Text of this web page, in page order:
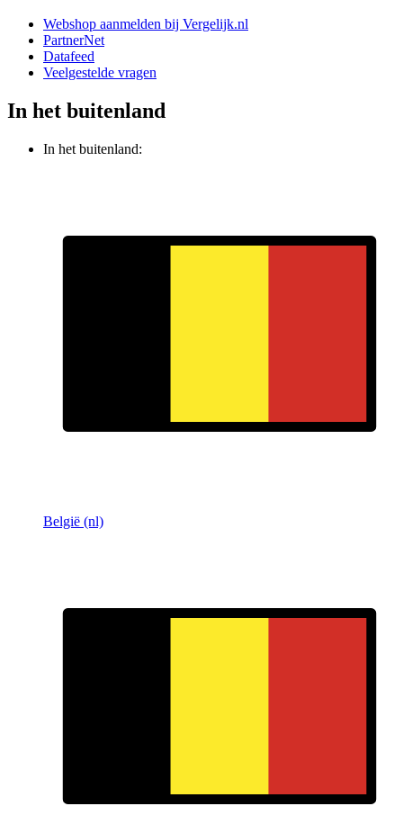
Webshop aanmelden bij Vergelijk.nl
PartnerNet
Datafeed
Veelgestelde vragen
In het buitenland
In het buitenland:
België (nl)